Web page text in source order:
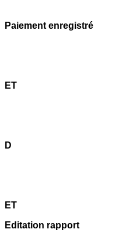
Paiement enregistré
ET
D
ET
Editation rapport